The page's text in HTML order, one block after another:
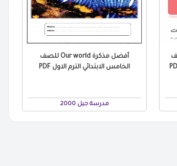
أفضل مذكرة Our world للصف
الخامس الابتدائي الترم الاول PDF
مدرسة جيل 2000